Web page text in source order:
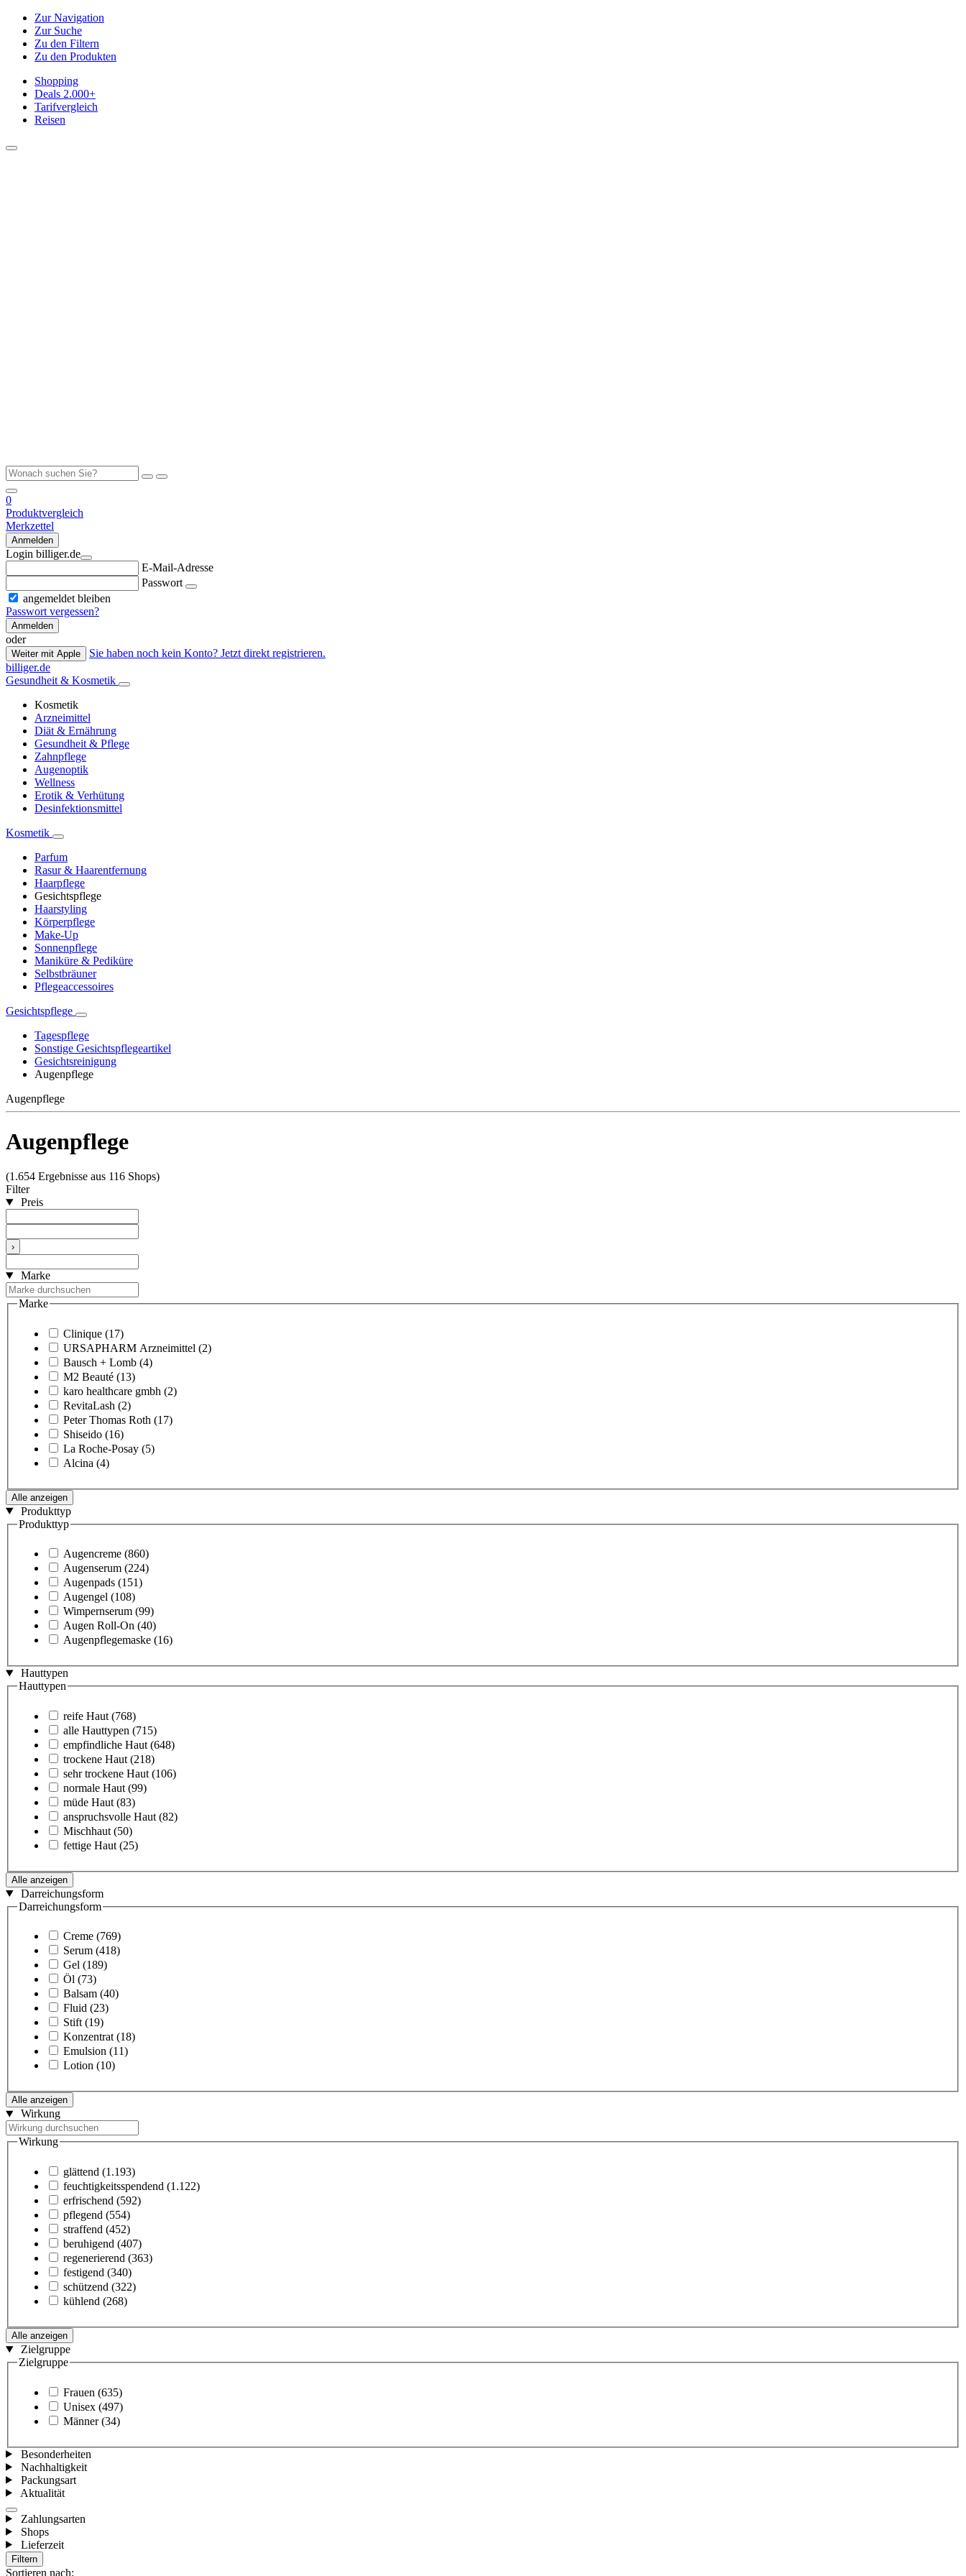
Zur Navigation
Zur Suche
Zu den Filtern
Zu den Produkten
Shopping
Deals 2.000+
Tarifvergleich
Reisen
0
Produktvergleich
Merkzettel
Anmelden
Login billiger.de
E-Mail-Adresse
Passwort
angemeldet bleiben
Passwort vergessen?
Anmelden
oder
Weiter mit Apple
Sie haben noch kein Konto? Jetzt direkt registrieren.
billiger.de
Gesundheit & Kosmetik
Kosmetik
Arzneimittel
Diät & Ernährung
Gesundheit & Pflege
Zahnpflege
Augenoptik
Wellness
Erotik & Verhütung
Desinfektionsmittel
Kosmetik
Parfum
Rasur & Haarentfernung
Haarpflege
Gesichtspflege
Haarstyling
Körperpflege
Make-Up
Sonnenpflege
Maniküre & Pediküre
Selbstbräuner
Pflegeaccessoires
Gesichtspflege
Tagespflege
Sonstige Gesichtspflegeartikel
Gesichtsreinigung
Augenpflege
Augenpflege
Augenpflege
(1.654 Ergebnisse aus 116 Shops)
Filter
Preis
›
Marke
Marke
Clinique (17)
URSAPHARM Arzneimittel (2)
Bausch + Lomb (4)
M2 Beauté (13)
karo healthcare gmbh (2)
RevitaLash (2)
Peter Thomas Roth (17)
Shiseido (16)
La Roche-Posay (5)
Alcina (4)
Alle anzeigen
Produkttyp
Produkttyp
Augencreme (860)
Augenserum (224)
Augenpads (151)
Augengel (108)
Wimpernserum (99)
Augen Roll-On (40)
Augenpflegemaske (16)
Hauttypen
Hauttypen
reife Haut (768)
alle Hauttypen (715)
empfindliche Haut (648)
trockene Haut (218)
sehr trockene Haut (106)
normale Haut (99)
müde Haut (83)
anspruchsvolle Haut (82)
Mischhaut (50)
fettige Haut (25)
Alle anzeigen
Darreichungsform
Darreichungsform
Creme (769)
Serum (418)
Gel (189)
Öl (73)
Balsam (40)
Fluid (23)
Stift (19)
Konzentrat (18)
Emulsion (11)
Lotion (10)
Alle anzeigen
Wirkung
Wirkung
glättend (1.193)
feuchtigkeitsspendend (1.122)
erfrischend (592)
pflegend (554)
straffend (452)
beruhigend (407)
regenerierend (363)
festigend (340)
schützend (322)
kühlend (268)
Alle anzeigen
Zielgruppe
Zielgruppe
Frauen (635)
Unisex (497)
Männer (34)
Besonderheiten
Nachhaltigkeit
Packungsart
Aktualität
Zahlungsarten
Shops
Lieferzeit
Filtern
Sortieren nach: